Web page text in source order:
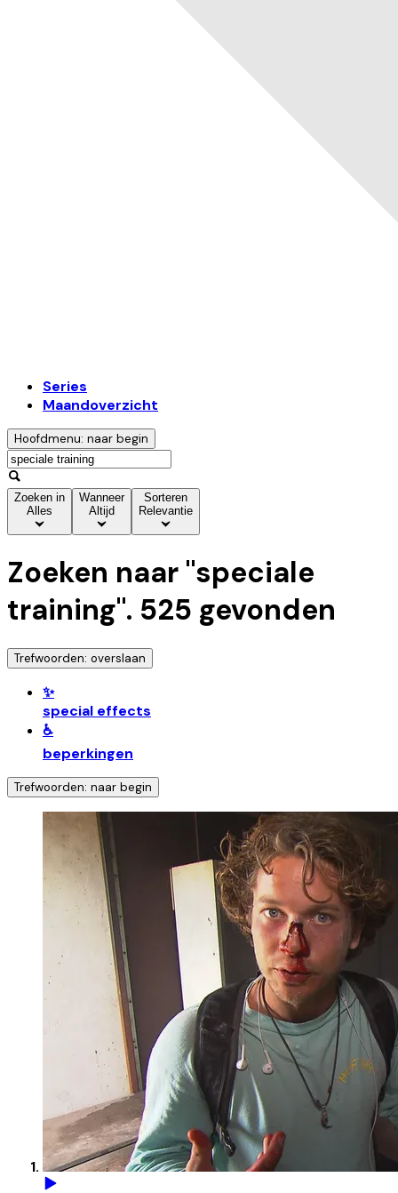
Series
Maandoverzicht
Hoofdmenu: naar begin
Zoeken in
Alles
Wanneer
Altijd
Sorteren
Relevantie
Zoeken naar "speciale
training". 525 gevonden
Trefwoorden: overslaan
✨
special effects
♿
beperkingen
Trefwoorden: naar begin